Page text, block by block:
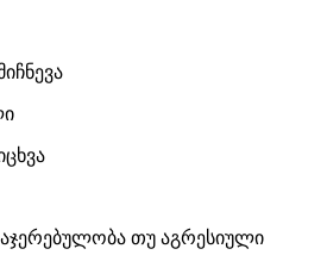
თუ აგრესიული